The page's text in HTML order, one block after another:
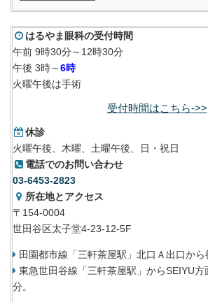
はるやま眼科の受付時間
午前 9時30分～12時30分
午後 3時～6時
火曜午後は手術
受付時間はこちら->>
休診
火曜午後、木曜、土曜午後、日・祝日
電話でのお問い合わせ
03-6453-2823
所在地とアクセス
〒154-0004
世田谷区太子堂4-23-12-5F
田園都市線「三軒茶屋駅」北口Ａ出口から
東急世田谷線「三軒茶屋駅」からSEIYU方
分。